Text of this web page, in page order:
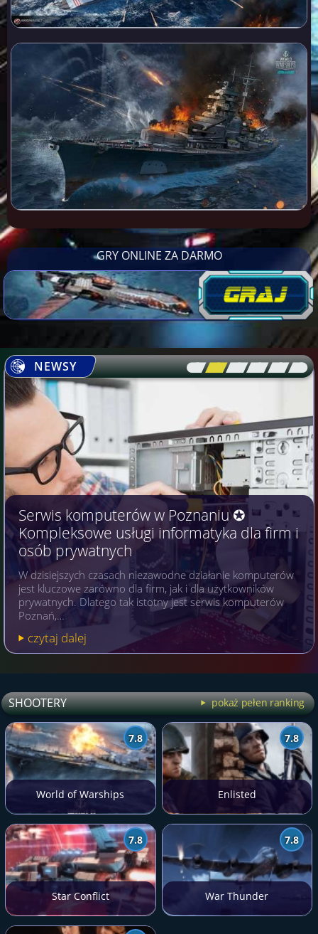
GRY ONLINE ZA DARMO
NEWSY [\ \\ \\ \\ \\ \]
Serwis komputerów w Poznaniu ✪
Kompleksowe usługi informatyka dla firm i
osób prywatnych
W dzisiejszych czasach niezawodne działanie komputerów
jest kluczowe zarówno dla firm, jak i dla użytkowników
prywatnych. Dlatego tak istotny jest serwis komputerów
Poznań,…
czytaj dalej
SHOOTERY pokaż pełen ranking
7.8
World of Warships
7.8
Enlisted
7.8
Star Conflict
7.8
War Thunder